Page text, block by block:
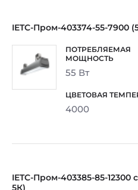
IETC-Пром-403374-55-7900
55 Вт
4000
IETC-Пром-403385-85-12300
5К)